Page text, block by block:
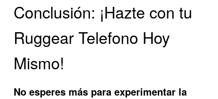
Conclusión: ¡Hazte con tu
Ruggear Telefono Hoy
Mismo!
No esperes más para experimentar la